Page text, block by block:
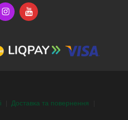
Доставка та повернення